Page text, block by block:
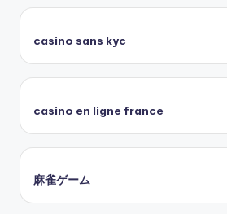
casino sans kyc
casino en ligne france
麻雀ゲーム